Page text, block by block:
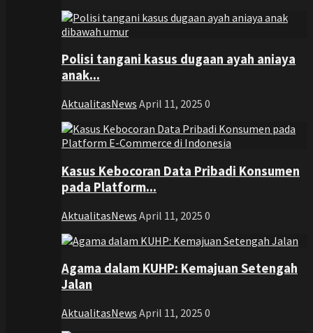
Polisi tangani kasus dugaan ayah aniaya
anak...
AktualitasNews April 11, 2025 0
Kasus Kebocoran Data Pribadi Konsumen
pada Platform...
AktualitasNews April 11, 2025 0
Agama dalam KUHP: Kemajuan Setengah
Jalan
AktualitasNews April 11, 2025 0